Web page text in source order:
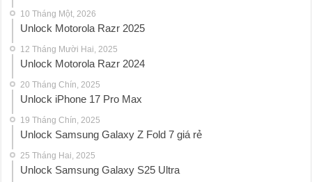
10 Tháng Một, 2026
Unlock Motorola Razr 2025
12 Tháng Mười Hai, 2025
Unlock Motorola Razr 2024
20 Tháng Chín, 2025
Unlock iPhone 17 Pro Max
19 Tháng Chín, 2025
Unlock Samsung Galaxy Z Fold 7 giá rẻ
25 Tháng Hai, 2025
Unlock Samsung Galaxy S25 Ultra